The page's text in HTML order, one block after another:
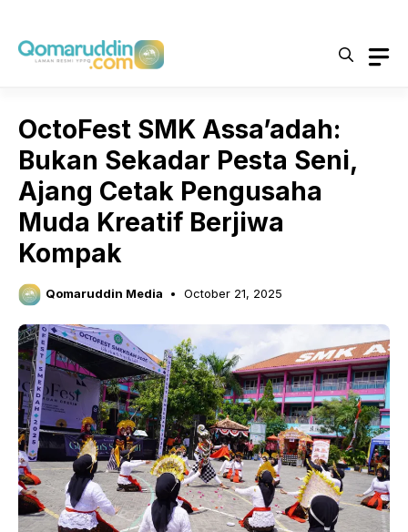
content
OctoFest SMK Assa’adah:
Bukan Sekadar Pesta Seni,
Ajang Cetak Pengusaha
Muda Kreatif Berjiwa
Kompak
Qomaruddin Media October 21, 2025